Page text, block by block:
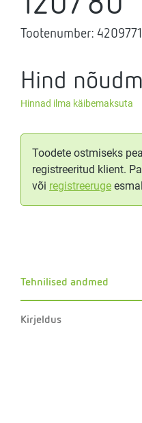
Tootenumber: 4209771
Hind
Hinnad ilma käibemaksuta
Toodete ostmiseks
registreeritud klient.
või registreeruge
Tehnilised andmed
Kirjeldus